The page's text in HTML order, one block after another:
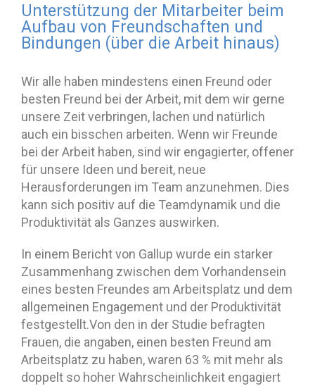
Unterstützung der Mitarbeiter beim
Aufbau von Freundschaften und
Bindungen (über die Arbeit hinaus)
Wir alle haben mindestens einen Freund oder
besten Freund bei der Arbeit, mit dem wir gerne
unsere Zeit verbringen, lachen und natürlich
auch ein bisschen arbeiten. Wenn wir Freunde
bei der Arbeit haben, sind wir engagierter, offener
für unsere Ideen und bereit, neue
Herausforderungen im Team anzunehmen. Dies
kann sich positiv auf die Teamdynamik und die
Produktivität als Ganzes auswirken.
In einem Bericht von Gallup wurde ein starker
Zusammenhang zwischen dem Vorhandensein
eines besten Freundes am Arbeitsplatz und dem
allgemeinen Engagement und der Produktivität
festgestellt.Von den in der Studie befragten
Frauen, die angaben, einen besten Freund am
Arbeitsplatz zu haben, waren 63 % mit mehr als
doppelt so hoher Wahrscheinlichkeit engagiert